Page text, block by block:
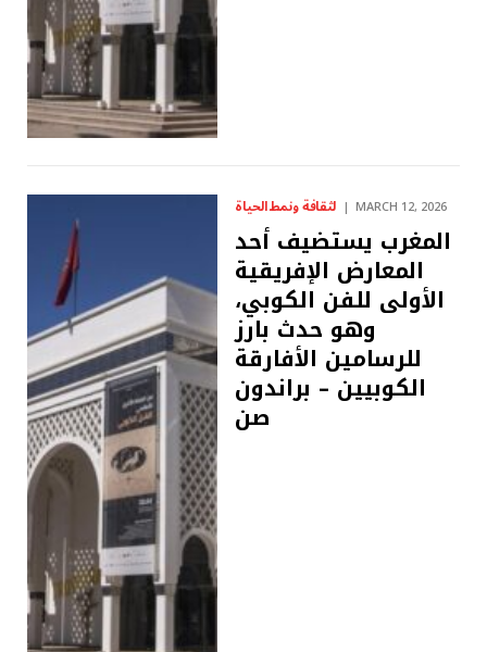
لثقافة ونمط الحياة MARCH 12, 2026
المغرب يستضيف أحد
المعارض الإفريقية
الأولى للفن الكوبي،
وهو حدث بارز
للرسامين الأفارقة
الكوبيين – براندون
صن